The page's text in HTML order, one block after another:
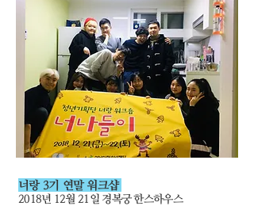
너랑 3기 연말 워크샵
2018년 12월 21일 경복궁 한스하우스